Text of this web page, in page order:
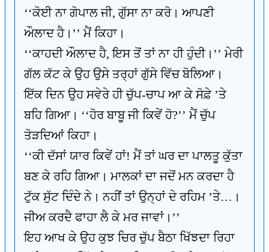
‘‘ਕੋਈ ਨਾ ਗੋਪਾਲ ਜੀ, ਗੁੱਸਾ ਨਾ ਕਰੋ। ਆਪਣੀ
ਔਲਾਦ ਹੈ।’’ ਮੈਂ ਕਿਹਾ।
‘‘ਕਾਹਦੀ ਔਲਾਦ ਹੈ, ਇਸ ਤੋਂ ਤਾਂ ਨਾ ਹੀ ਹੁੰਦੀ।’’ ਮੇਰੀ
ਗੱਲ ਕੱਟ ਕੇ ਉਹ ਉਸੇ ਤਰ੍ਹਾਂ ਗੁੱਸੇ ਵਿੱਚ ਬੋਲਿਆ।
ਇੱਕ ਦਿਨ ਉਹ ਸਵੇਰੇ ਹੀ ਚੁੱਪ-ਚਾਪ ਆ ਕੇ ਸੋਫ਼ੇ ’ਤੇ
ਬਹਿ ਗਿਆ। ‘‘ਹੋਰ ਬਾਬੂ ਜੀ ਕਿਵੇਂ ਹੋ?’’ ਮੈਂ ਚੁੱਪ
ਤੋੜਦਿਆਂ ਕਿਹਾ।
‘‘ਕੀ ਦੱਸਾਂ ਯਾਰ ਕਿਵੇਂ ਹਾਂ! ਮੈਂ ਤਾਂ ਘਰ ਦਾ ਪਾਲਤੂ ਕੁੱਤਾ
ਬਣ ਕੇ ਰਹਿ ਗਿਆ। ਮਾਲਕਾਂ ਦਾ ਜਦੋਂ ਮਨ ਕਰਦਾ ਹੈ
ਟੁੱਕ ਸੁੱਟ ਦਿੰਦੇ ਨੇ। ਨਹੀਂ ਤਾਂ ਉਨ੍ਹਾਂ ਦੇ ਰਹਿਮ ’ਤੇ…।
ਜੀਅ ਕਰਦੈ ਫਾਹਾ ਲੈ ਕੇ ਮਰ ਜਾਵਾਂ।’’
ਇਹ ਆਖ ਕੇ ਉਹ ਕੁਝ ਚਿਰ ਚੁੱਪ ਬੈਠਾ ਖਿੱਝਦਾ ਰਿਹਾ